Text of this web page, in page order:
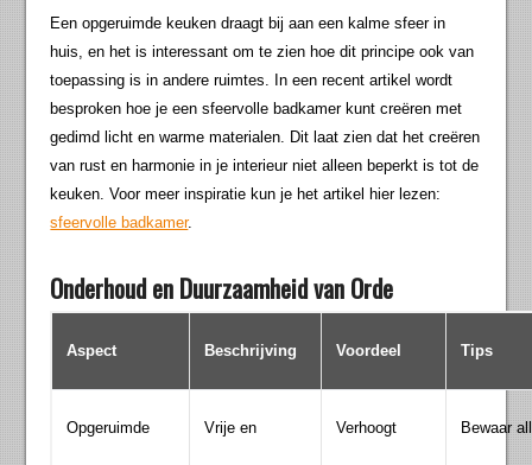
Een opgeruimde keuken draagt bij aan een kalme sfeer in
huis, en het is interessant om te zien hoe dit principe ook van
toepassing is in andere ruimtes. In een recent artikel wordt
besproken hoe je een sfeervolle badkamer kunt creëren met
gedimd licht en warme materialen. Dit laat zien dat het creëren
van rust en harmonie in je interieur niet alleen beperkt is tot de
keuken. Voor meer inspiratie kun je het artikel hier lezen:
sfeervolle badkamer.
Onderhoud en Duurzaamheid van Orde
Aspect Beschrijving Voordeel Tips
Opgeruimde Vrije en Verhoogt Bewaar